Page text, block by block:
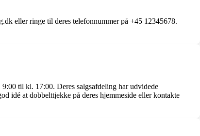
eller ringe til deres telefonnummer på +45 12345678.
til kl. 17:00. Deres salgsafdeling har udvidede
idé at dobbelttjekke på deres hjemmeside eller kontakte